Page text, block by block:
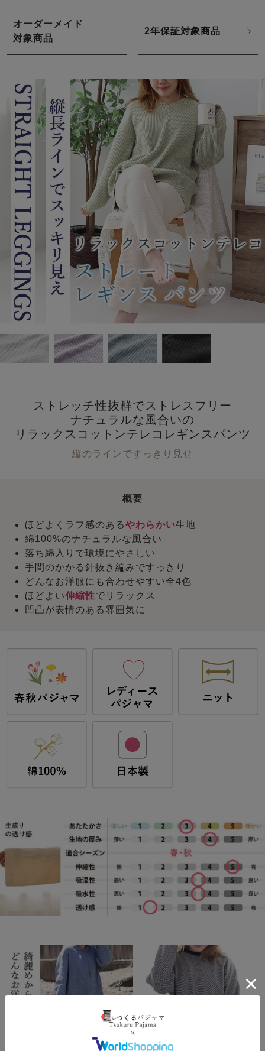
オーダーメイド
対象商品
2年保証対象商品
ストレッチ性抜群でストレスフリー
ナチュラルな風合いの
リラックスコットンテレコレギンスパンツ
縦のラインですっきり見せ
概要
ほどよくラフ感のあるやわらかい生地
綿100%のナチュラルな風合い
落ち綿入りで環境にやさしい
手間のかかる針抜き編みですっきり
どんなお洋服にも合わせやすい全4色
ほどよい伸縮性でリラックス
凹凸が表情のある雰囲気に